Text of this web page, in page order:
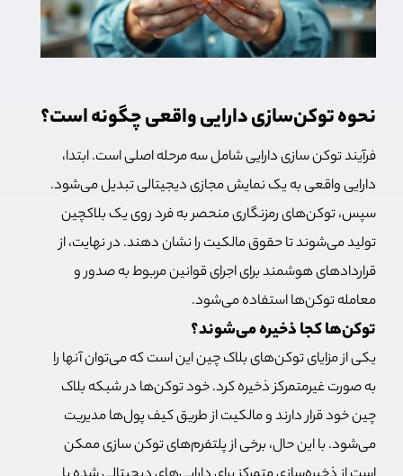
نحوه توکن‌سازی دارایی واقعی چگونه است؟
فرآیند توکن سازی دارایی شامل سه مرحله اصلی است. ابتدا،
دارایی واقعی به یک نمایش مجازی دیجیتالی تبدیل می‌شود.
سپس، توکن‌های رمزنگاری منحصر به فرد روی یک بلاکچین
تولید می‌شوند تا حقوق مالکیت را نشان دهند. در نهایت، از
قراردادهای هوشمند برای اجرای قوانین مربوط به صدور و
معامله توکن‌ها استفاده می‌شود.
توکن‌ها کجا ذخیره می‌شوند؟
یکی از مزایای توکن‌های بلاک چین این است که می‌توان آنها را
به صورت غیرمتمرکز ذخیره کرد. خود توکن‌ها در شبکه بلاک
چین خود قرار دارند و مالکیت از طریق کیف پول‌ها مدیریت
می‌شود. با این حال، برخی از پلتفرم‌های توکن سازی ممکن